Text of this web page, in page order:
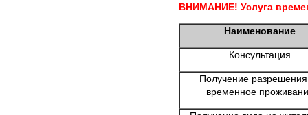
ВНИМАНИЕ! Услуга
Наименование
Консультация
Получение
временное